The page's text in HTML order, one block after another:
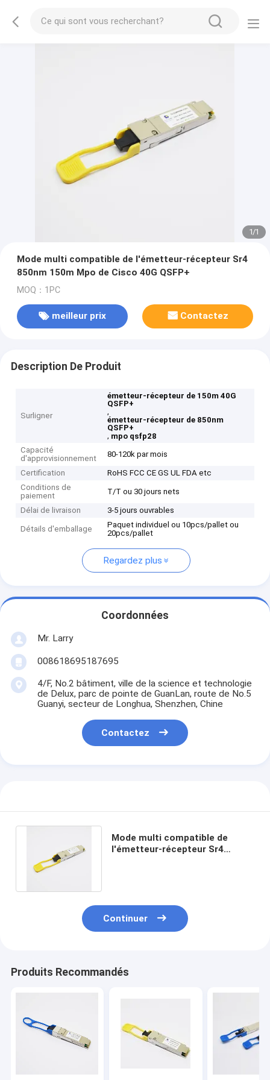
1/1
Mode multi compatible de l'émetteur-récepteur Sr4
850nm 150m Mpo de Cisco 40G QSFP+
MOQ：1PC
meilleur prix Contactez
Description De Produit
Surligner
émetteur-récepteur de 150m 40G
QSFP+
,
émetteur-récepteur de 850nm
QSFP+
, mpo qsfp28
Capacité
d'approvisionnement
80-120k par mois
Certification
RoHS FCC CE GS UL FDA etc
Conditions de
paiement
T/T ou 30 jours nets
Délai de livraison 3-5 jours ouvrables
Détails d'emballage
Paquet individuel ou 10pcs/pallet ou
20pcs/pallet
Regardez plus
Coordonnées
Mr. Larry
008618695187695
4/F, No.2 bâtiment, ville de la science et technologie
de Delux, parc de pointe de GuanLan, route de No.5
Guanyi, secteur de Longhua, Shenzhen, Chine
Contactez
Mode multi compatible de
l'émetteur-récepteur Sr4
Continuer
Produits Recommandés